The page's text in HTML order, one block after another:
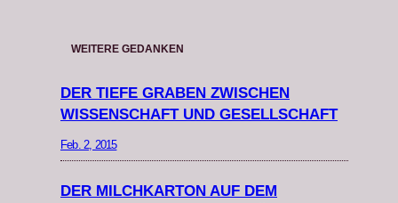
WEITERE GEDANKEN
DER TIEFE GRABEN ZWISCHEN
WISSENSCHAFT UND GESELLSCHAFT
Feb. 2, 2015
DER MILCHKARTON AUF DEM